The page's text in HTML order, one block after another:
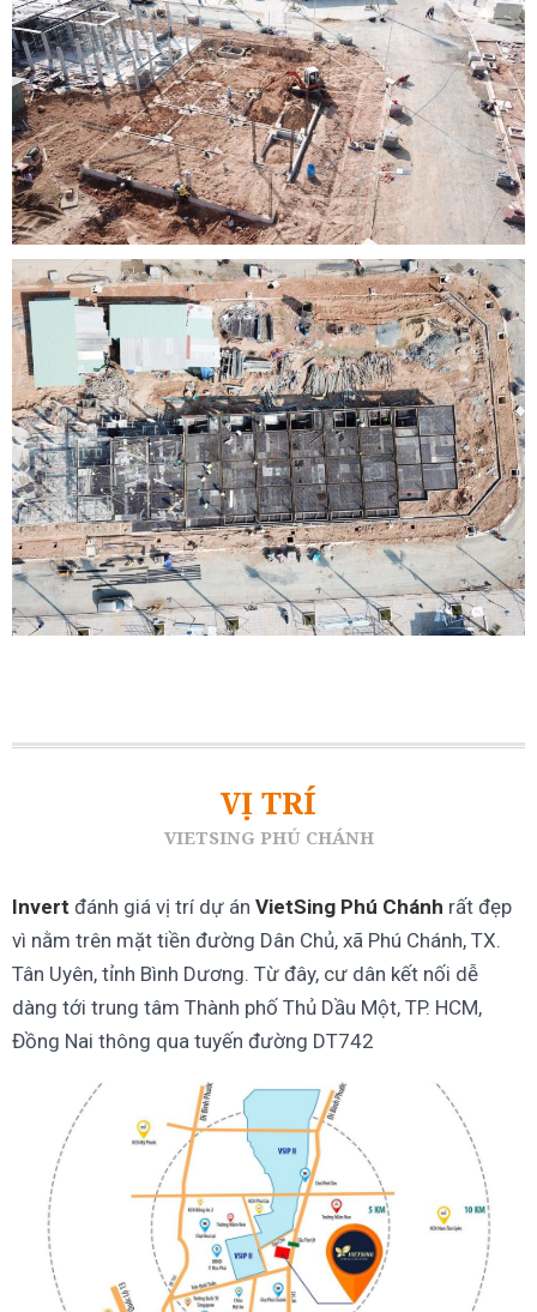
VỊ TRÍ
VIETSING PHÚ CHÁNH
Invert đánh giá vị trí dự án VietSing Phú Chánh rất đẹp
vì nằm trên mặt tiền đường Dân Chủ, xã Phú Chánh, TX.
Tân Uyên, tỉnh Bình Dương. Từ đây, cư dân kết nối dễ
dàng tới trung tâm Thành phố Thủ Dầu Một, TP. HCM,
Đồng Nai thông qua tuyến đường DT742